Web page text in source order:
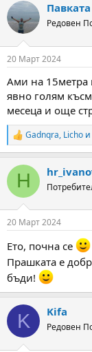
c
t
i
s
Павката
Редовен
20 Март 2024
Ами на 15метра
явно голям
месеца и още
R
e
c
i
s
Gadnqra, Licho и
H
20 Март 2024
Ето, почна се
Прашката е
бъди!
K Kifa
Редовен